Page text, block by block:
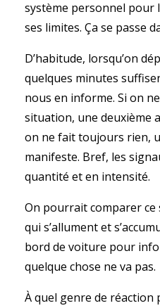
système personnel pour
ses limites. Ça se passe
D’habitude, lorsqu’on
quelques minutes
nous en informe. Si on
situation, une deuxième
on ne fait toujours rien,
manifeste. Bref, les
quantité et en intensité.
On pourrait comparer ce
qui s’allument et
bord de voiture pour
quelque chose ne va pas.
À quel genre de réaction